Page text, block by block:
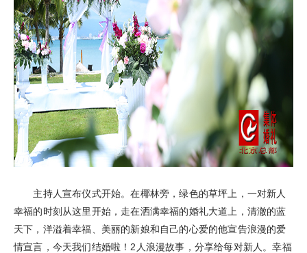
主持人宣布仪式开始。在椰林旁，绿色的草坪上，一对新人
幸福的时刻从这里开始，走在洒满幸福的婚礼大道上，清澈的蓝
天下，洋溢着幸福、美丽的新娘和自己的心爱的他宣告浪漫的爱
情宣言，今天我们结婚啦！2人浪漫故事，分享给每对新人。幸福